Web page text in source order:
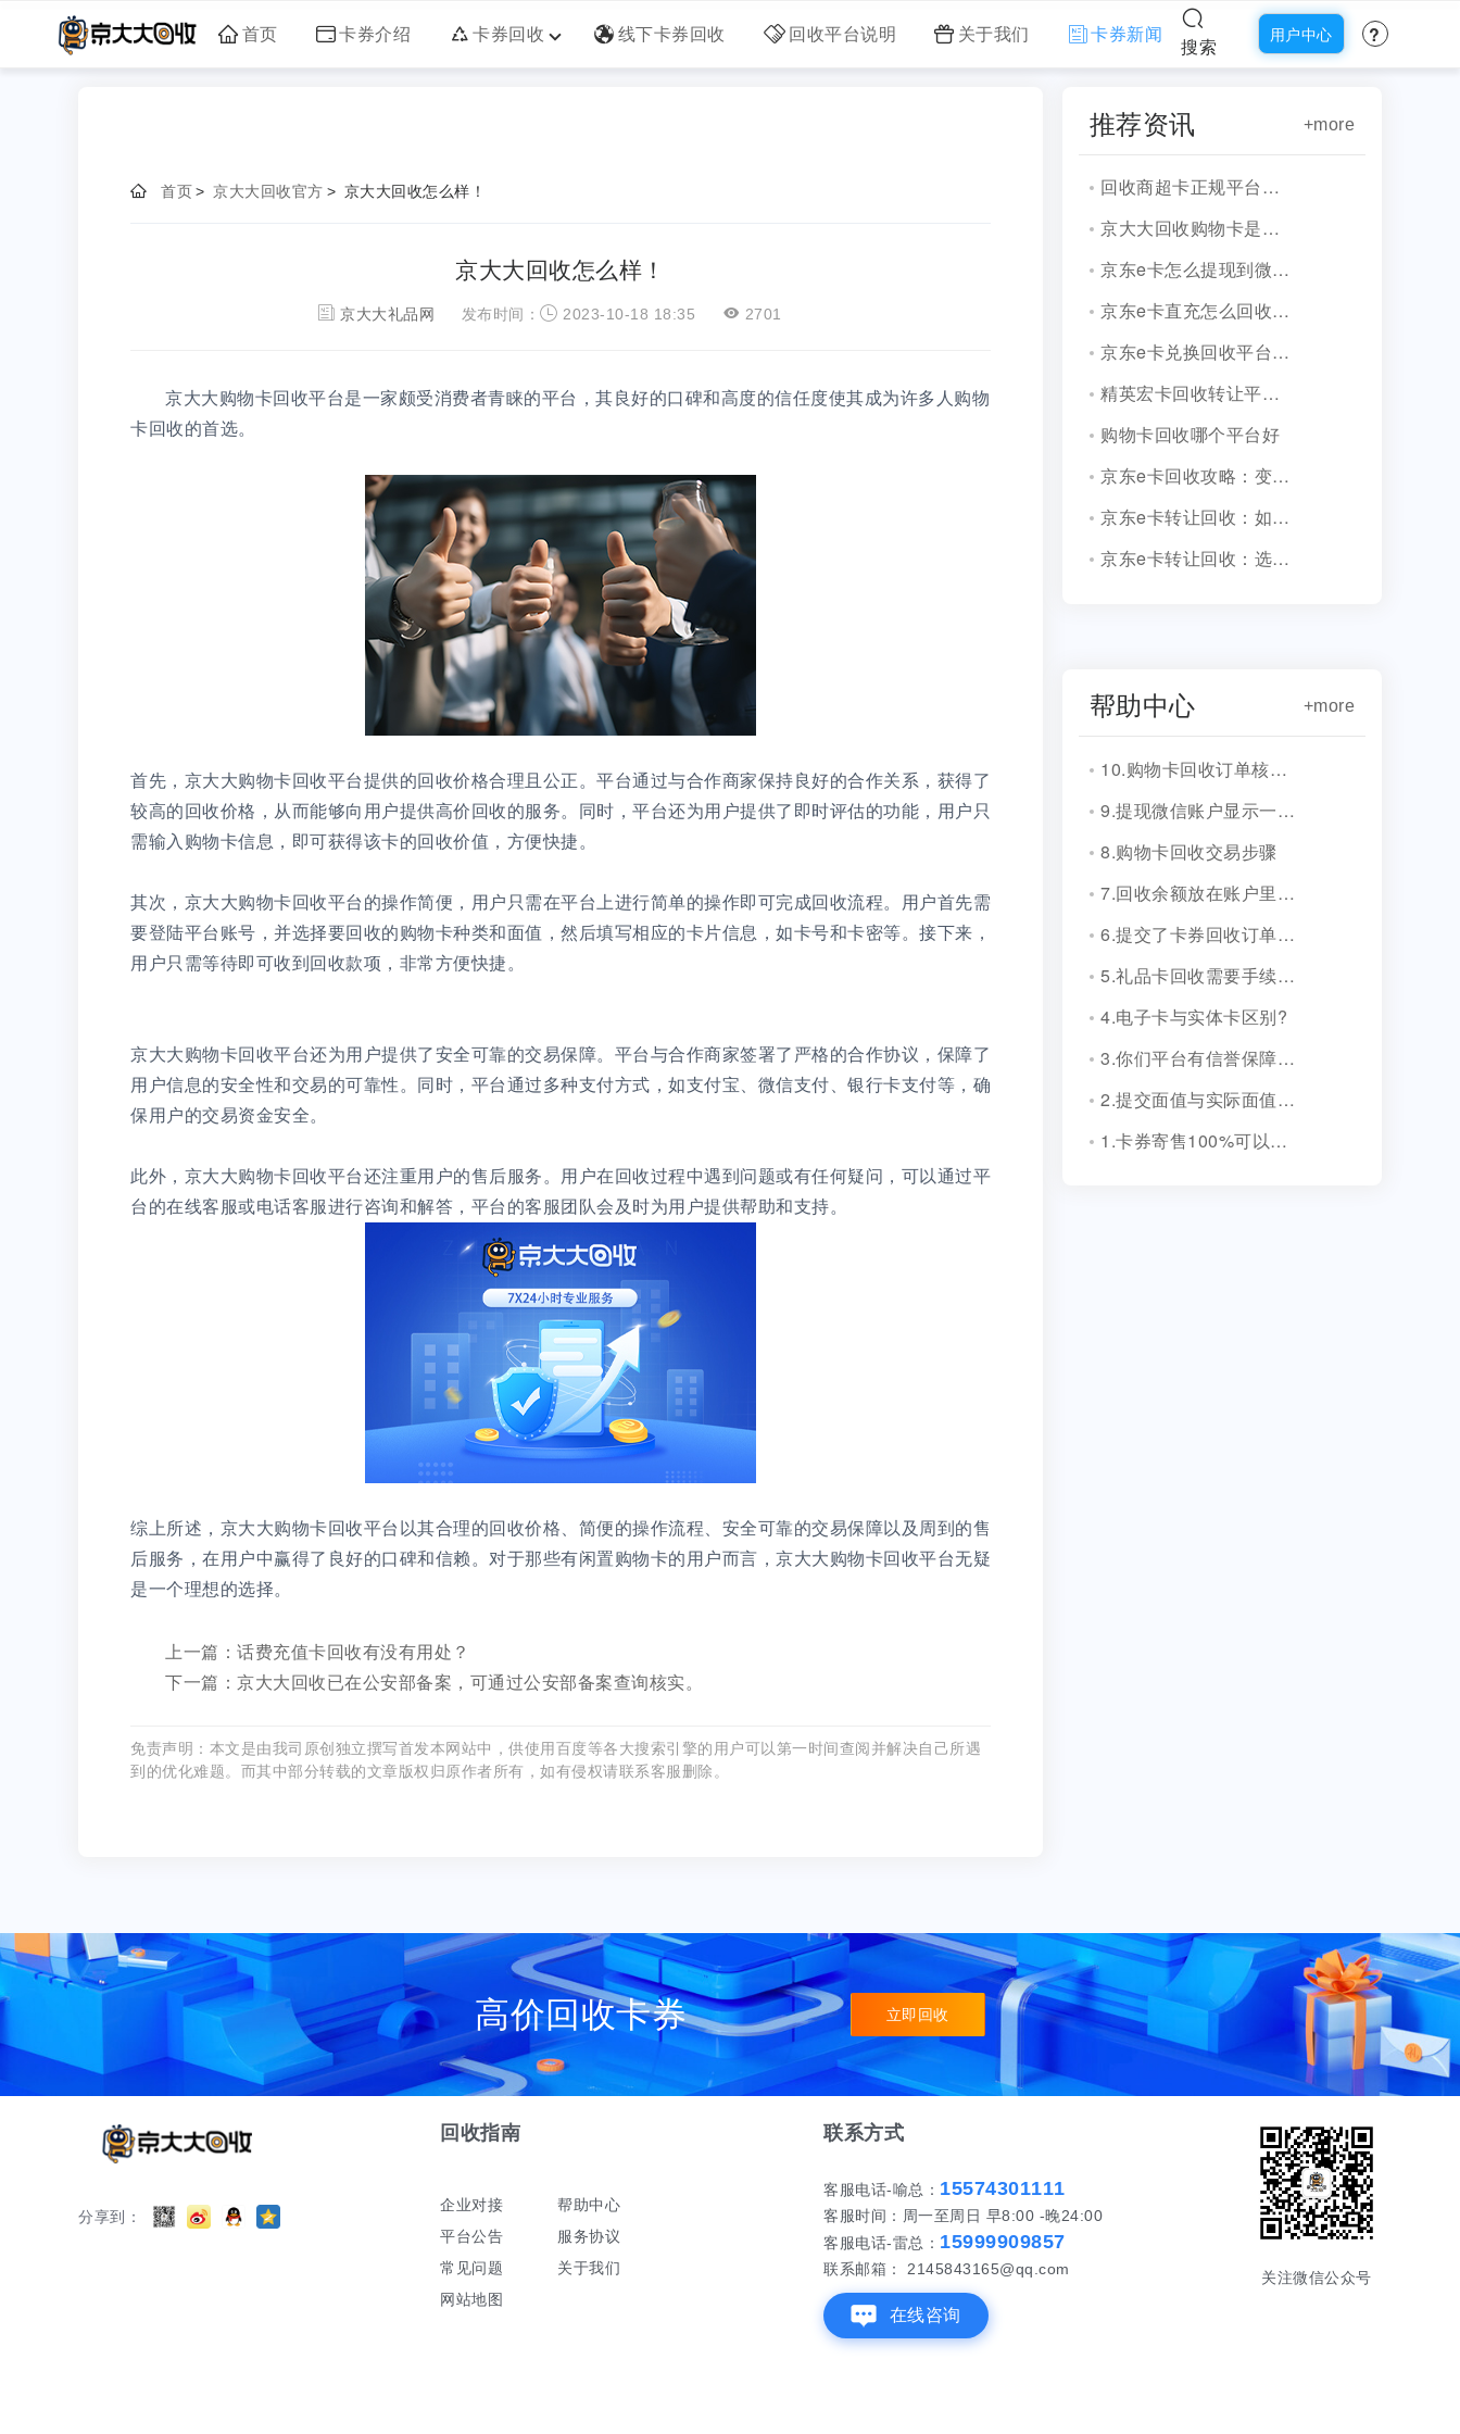
首页 卡券介绍 卡券回收 线下卡券回收 回收平台说明 关于我们 卡券新闻
搜索
用户中心 ?
首页> 京大大回收官方 > 京大大回收怎么样！
京大大回收怎么样！
京大大礼品网 发布时间： 2023-10-18 18:35 2701
京大大购物卡回收平台是一家颇受消费者青睐的平台，其良好的口碑和高度的信任度使其成为许多人购物
卡回收的首选。
首先，京大大购物卡回收平台提供的回收价格合理且公正。平台通过与合作商家保持良好的合作关系，获得了
较高的回收价格，从而能够向用户提供高价回收的服务。同时，平台还为用户提供了即时评估的功能，用户只
需输入购物卡信息，即可获得该卡的回收价值，方便快捷。
其次，京大大购物卡回收平台的操作简便，用户只需在平台上进行简单的操作即可完成回收流程。用户首先需
要登陆平台账号，并选择要回收的购物卡种类和面值，然后填写相应的卡片信息，如卡号和卡密等。接下来，
用户只需等待即可收到回收款项，非常方便快捷。
京大大购物卡回收平台还为用户提供了安全可靠的交易保障。平台与合作商家签署了严格的合作协议，保障了
用户信息的安全性和交易的可靠性。同时，平台通过多种支付方式，如支付宝、微信支付 、银行卡支付等，确
保用户的交易资金安全。
此外，京大大购物卡回收平台还注重用户的售后服务。用户在回收过程中遇到问题或有任何疑问，可以通过平
台的在线客服或电话客服进行咨询和解答，平台的客服团队会及时为用户提供帮助和支持。
综上所述，京大大购物卡回收平台以其合理的回收价格、简便的操作流程、安全可靠的交易保障以及周到的售
后服务，在用户中赢得了良好的口碑和信赖。对于那些有闲置购物卡的用户而言，京大大购物卡回收平台无疑
是一个理想的选择。
上一篇：话费充值卡回收有没有用处？
下一篇：京大大回收已在公安部备案，可通过公安部备案查询核实。
免责声明：本文是由我司原创独立撰写首发本网站中，供使用百度等各大搜索引擎的用户可以第一时间查阅并解决自己所遇
到的优化难题。而其中部分转载的文章版权归原作者所有，如有侵权请联系客服删除。
推荐资讯 +more
回收商超卡正规平台（2026新）
京大大回收购物卡是真的吗？揭秘背后真相！
京东e卡怎么提现到微信,一般是几折！
京东e卡直充怎么回收？方法介绍！
京东e卡兑换回收平台哪家好？
精英宏卡回收转让平台！
购物卡回收哪个平台好
京东e卡回收攻略：变现技巧揭秘
京东e卡转让回收：如何避免被骗
京东e卡转让回收：选择合适的平台是关键
帮助中心 +more
10.购物卡回收订单核销会有消息通知吗？
9.提现微信账户显示一串字符是什么？
8.购物卡回收交易步骤
7.回收余额放在账户里安全吗？
6.提交了卡券回收订单，多久到账？
5.礼品卡回收需要手续费吗?
4.电子卡与实体卡区别?
3.你们平台有信誉保障吗？
2.提交面值与实际面值不一致，怎么办？
1.卡券寄售100%可以成功吗？
高价回收卡券 立即回收
分享到：
回收指南
企业对接
平台公告
常见问题
网站地图
帮助中心
服务协议
关于我们
联系方式
客服电话-喻总： 15574301111
客服时间：周一至周日 早8:00 -晚24:00
客服电话-雷总： 15999909857
联系邮箱： 2145843165@qq.com
在线咨询
关注微信公众号